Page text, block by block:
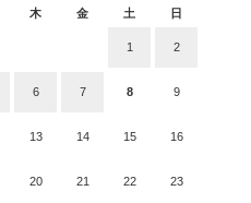
木 金 土 日
1 2
6 7 8 9
13 14 15 16
20 21 22 23